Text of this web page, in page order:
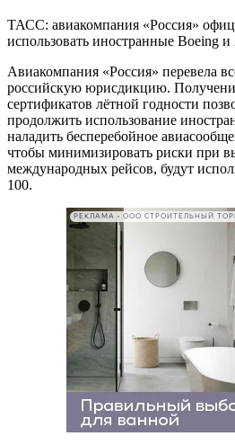
ТАСС: авиакомпания «Россия»
использовать иностранные Boeing
Авиакомпания «Россия» перевела
российскую юрисдикцию.
сертификатов лётной годности
продолжить использование
наладить бесперебойное
чтобы минимизировать риски при
международных рейсов, будут
100.